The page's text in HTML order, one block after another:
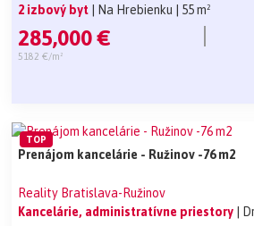
2 izbový byt
| Na Hrebienku | 55 m²
285,000 €
5182 €/m²
Prenájom kancelárie - Ružinov -76 m2
Reality Bratislava-Ružinov
Kancelárie, administratívne priestory
|
TOP